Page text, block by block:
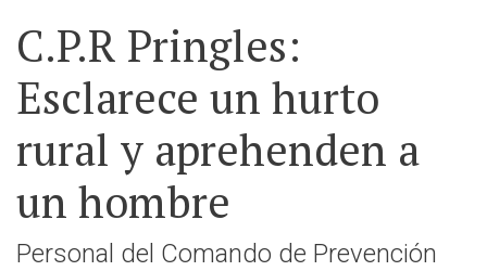
C.P.R Pringles:
Esclarece un hurto
rural y aprehenden a
un hombre
Personal del Comando de Prevención